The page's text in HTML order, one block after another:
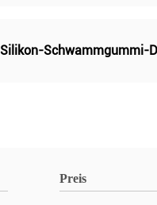
Silikon-Schwammgummi-
Preis